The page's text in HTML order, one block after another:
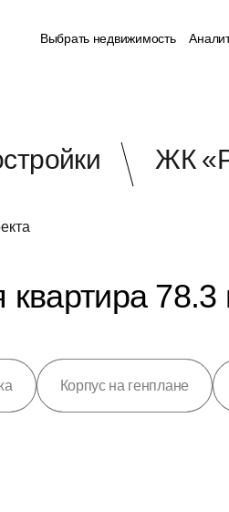
Выбрать недвижимость
ЖК
квартира
Корпус на генплане